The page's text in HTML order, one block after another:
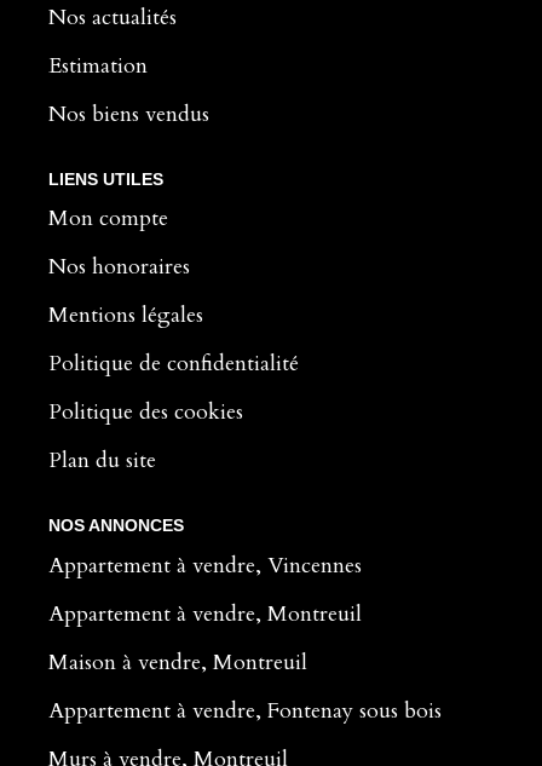
Nos actualités
Estimation
Nos biens vendus
LIENS UTILES
Mon compte
Nos honoraires
Mentions légales
Politique de confidentialité
Politique des cookies
Plan du site
NOS ANNONCES
Appartement à vendre, Vincennes
Appartement à vendre, Montreuil
Maison à vendre, Montreuil
Appartement à vendre, Fontenay sous bois
Murs à vendre, Montreuil